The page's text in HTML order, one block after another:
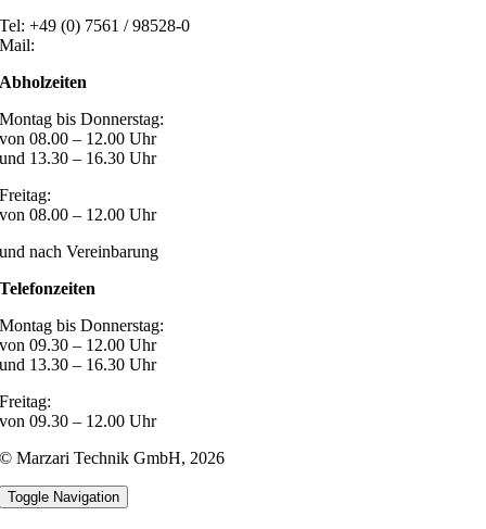
Tel: +49 (0) 7561 / 98528-0
Mail:
Abholzeiten
Montag bis Donnerstag:
von 08.00 – 12.00 Uhr
und 13.30 – 16.30 Uhr
Freitag:
von 08.00 – 12.00 Uhr
und nach Vereinbarung
Telefonzeiten
Montag bis Donnerstag:
von 09.30 – 12.00 Uhr
und 13.30 – 16.30 Uhr
Freitag:
von 09.30 – 12.00 Uhr
© Marzari Technik GmbH,2026
Toggle Navigation